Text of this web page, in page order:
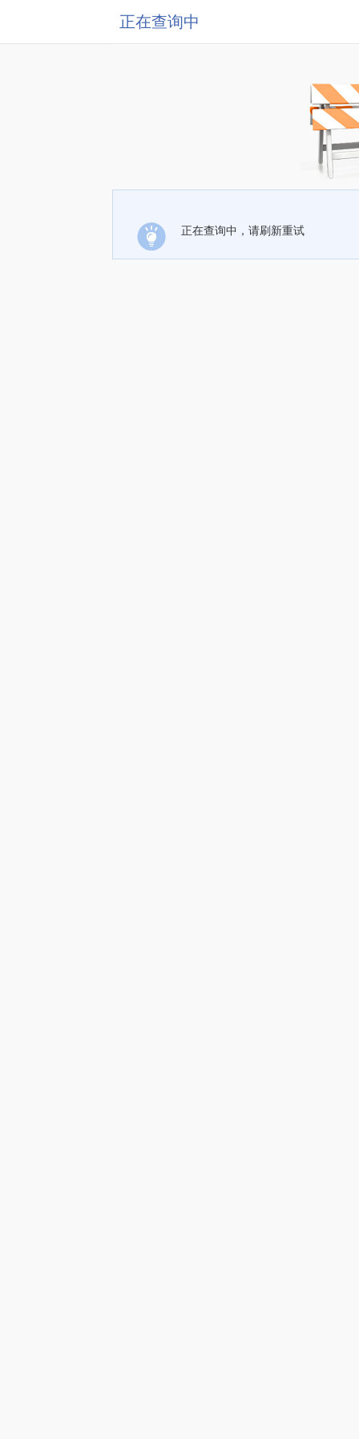
正在查询中
正在查询中，请刷新重试